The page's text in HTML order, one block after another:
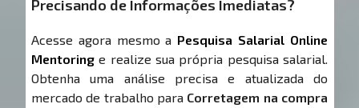
Precisando de Informações Imediatas?
Acesse agora mesmo a Pesquisa Salarial Online
Mentoring e realize sua própria pesquisa salarial.
Obtenha uma análise precisa e atualizada do
mercado de trabalho para Corretagem na compra